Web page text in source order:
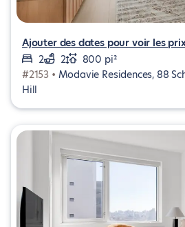
Ajouter des dates pour voir les
2
2
800 pi²
#2153 • Modavie Residences, 88
Hill